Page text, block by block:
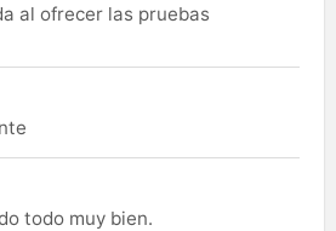
al ofrecer las pruebas
todo muy bien.